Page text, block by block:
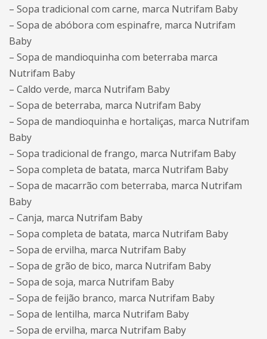
– Sopa tradicional com carne, marca Nutrifam Baby
– Sopa de abóbora com espinafre, marca Nutrifam
Baby
– Sopa de mandioquinha com beterraba marca
Nutrifam Baby
– Caldo verde, marca Nutrifam Baby
– Sopa de beterraba, marca Nutrifam Baby
– Sopa de mandioquinha e hortaliças, marca Nutrifam
Baby
– Sopa tradicional de frango, marca Nutrifam Baby
– Sopa completa de batata, marca Nutrifam Baby
– Sopa de macarrão com beterraba, marca Nutrifam
Baby
– Canja, marca Nutrifam Baby
– Sopa completa de batata, marca Nutrifam Baby
– Sopa de ervilha, marca Nutrifam Baby
– Sopa de grão de bico, marca Nutrifam Baby
– Sopa de soja, marca Nutrifam Baby
– Sopa de feijão branco, marca Nutrifam Baby
– Sopa de lentilha, marca Nutrifam Baby
– Sopa de ervilha, marca Nutrifam Baby